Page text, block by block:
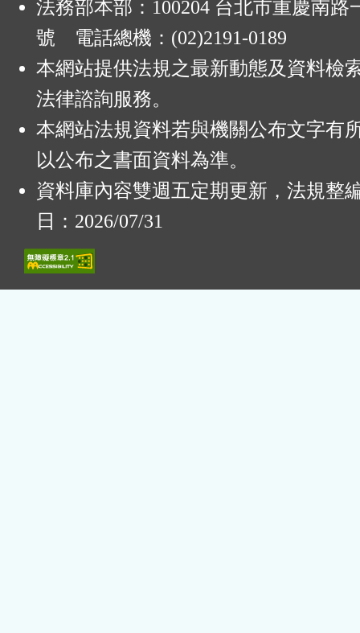
法務部本部：100204 台北市重慶南路
號 電話總機：(02)2191-0189
本網站提供法規之最新動態及資料檢
法律諮詢服務。
本網站法規資料若與機關公布文字有
以公布之書面資料為準。
資料庫內容雙週五定期更新，法規整
日：2026/07/31